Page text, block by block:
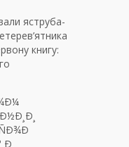
яструба-
книгу: